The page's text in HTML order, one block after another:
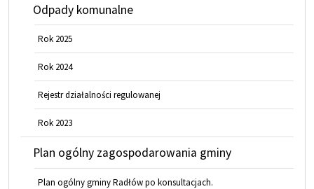
Odpady komunalne
Rok 2025
Rok 2024
Rejestr działalności regulowanej
Rok 2023
Plan ogólny zagospodarowania gminy
Plan ogólny gminy Radłów po konsultacjach.